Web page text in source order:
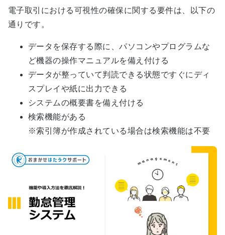
電子取引における可視性の確保に関する要件は、以下の
通りです。
データを保存する際に、パソコンやプログラムな
ど機器の操作マニュアルを備え付ける
データが整っていて判読できる状態ですぐにディ
スプレイや紙に出力できる
システムの概要書を備え付ける
検索機能がある
※索引簿が作成されている場合は検索機能は不要